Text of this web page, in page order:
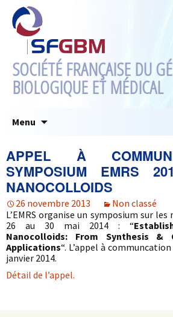
SOCIÉTÉ FRANÇAISE DU
BIOLOGIQUE ET MÉDICAL
Menu
APPEL À
SYMPOSIUM EMRS
NANOCOLLOIDS
26 novembre 2013
Non classé
L’EMRS organise un symposium sur
26 au 30 mai 2014 : “
Nanocolloids: From Synthesis &
Applications“. L’appel à
janvier 2014.
Détail de l’appel.